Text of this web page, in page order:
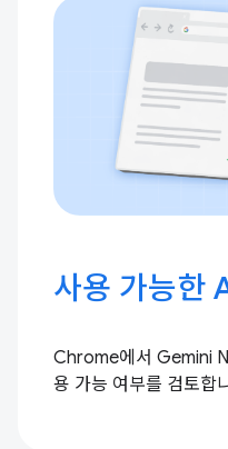
사용 가능한
Chrome에서 Gemini
용 가능 여부를 검토합